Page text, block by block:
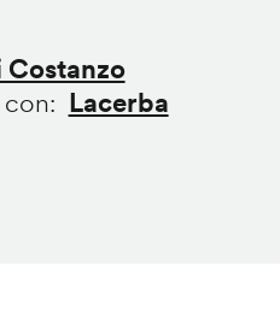
Costanzo
Lacerba